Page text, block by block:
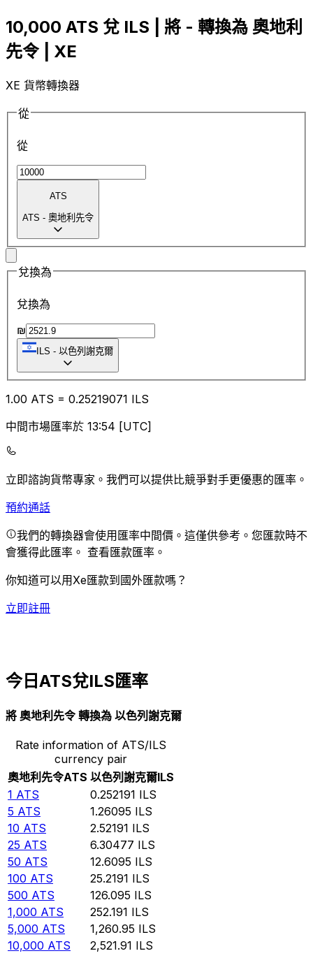
10,000 ATS 兌 ILS | 將 - 轉換為 奧地利
先令 | XE
XE 貨幣轉換器
從
從
ATS
ATS - 奧地利先令
兌換為
兌換為
₪
ILS - 以色列謝克爾
1.00 ATS = 0.25219071 ILS
中間市場匯率於 13:54 [UTC]
立即諮詢貨幣專家。 我們可以提供比競爭對手更優惠的匯率。
預約通話
我們的轉換器會使用匯率中間價。這僅供參考。您匯款時不
會獲得此匯率。 查看匯款匯率。
你知道可以用Xe匯款到國外匯款嗎？
立即註冊
今日ATS兌ILS匯率
將 奧地利先令 轉換為 以色列謝克爾
Rate information of ATS/ILS
currency pair
奧地利先令ATS 以色列謝克爾ILS
1 ATS 0.252191 ILS
5 ATS 1.26095 ILS
10 ATS 2.52191 ILS
25 ATS 6.30477 ILS
50 ATS 12.6095 ILS
100 ATS 25.2191 ILS
500 ATS 126.095 ILS
1,000 ATS 252.191 ILS
5,000 ATS 1,260.95 ILS
10,000 ATS 2,521.91 ILS